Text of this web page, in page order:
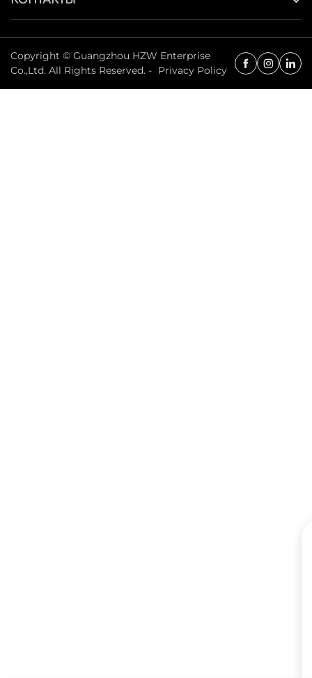
Copyright © Guangzhou HZW Enterprise
Co.,Ltd. All Rights Reserved. - Privacy Policy